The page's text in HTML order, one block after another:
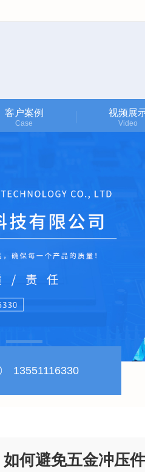
客户案例
Case
视频展
Video
13551116330
如何避免五金冲压